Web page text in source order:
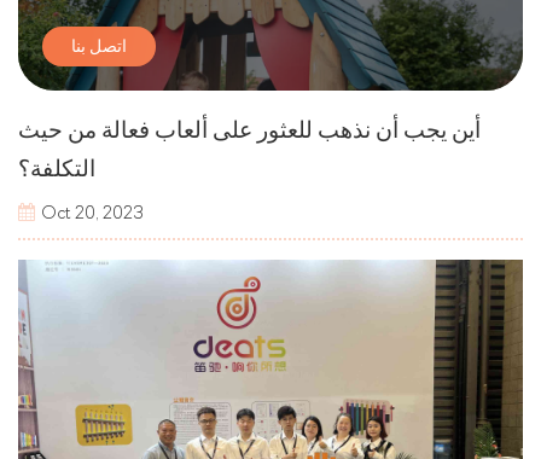
اتصل بنا
أين يجب أن نذهب للعثور على ألعاب فعالة من حيث
التكلفة؟
Oct 20, 2023